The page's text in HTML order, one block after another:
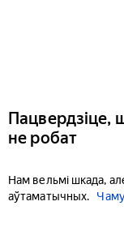
Пацвердзіце,
не робат
Нам вельмі шкада,
аўтаматычных.